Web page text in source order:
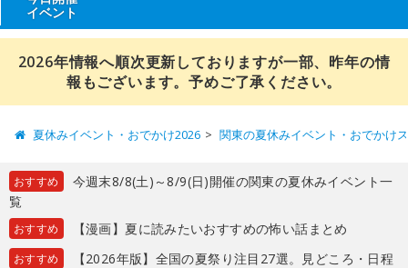
イベント
2026年情報へ順次更新しておりますが一部、昨年の情
報もございます。予めご了承ください。
夏休みイベント・おでかけ2026 関東の夏休みイベント・おでかけ
おすすめ
今週末8/8(土)～8/9(日)開催の関東の夏休みイベント一
覧
おすすめ 【漫画】夏に読みたいおすすめの怖い話まとめ
おすすめ
【2026年版】全国の夏祭り注目27選。見どころ・日程